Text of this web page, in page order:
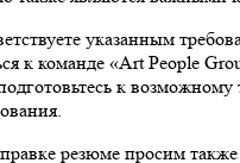
указанным
к команде «Art People
к возможному
резюме просим